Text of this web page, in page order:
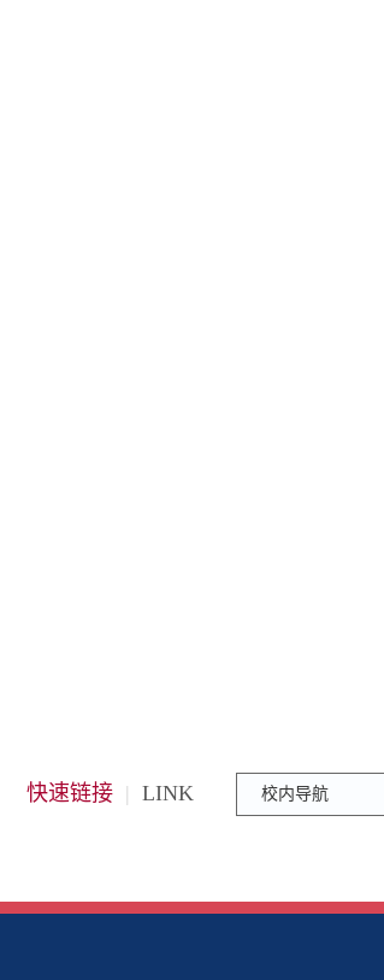
快速链接 | LINK 校内导航